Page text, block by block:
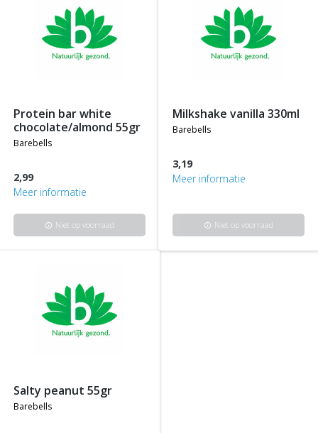
protein bar white
chocolate/almond 55gr
barebells
2,99
Meer informatie
info Niet op voorraad
milkshake vanilla 330ml
barebells
3,19
Meer informatie
info Niet op voorraad
salty peanut 55gr
barebells